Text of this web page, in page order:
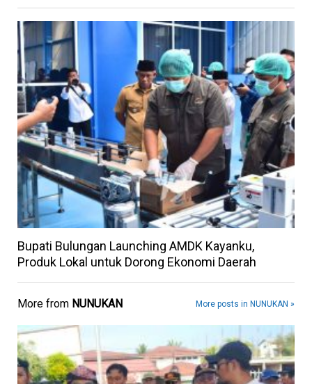
Bupati Bulungan Launching AMDK Kayanku,
Produk Lokal untuk Dorong Ekonomi Daerah
More from NUNUKAN More posts in NUNUKAN »